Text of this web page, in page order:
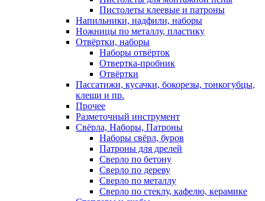
Пистолеты клеевые и патроны
Напильники, надфили, наборы
Ножницы по металлу, пластику
Отвёртки, наборы
Наборы отвёрток
Отвертка-пробник
Отвёртки
Пассатижи, кусачки, бокорезы, тонкогубцы,
клещи и пр.
Прочее
Разметочный инструмент
Свёрла, Наборы, Патроны
Наборы свёрл, буров
Патроны для дрелей
Сверло по бетону
Сверло по дереву
Сверло по металлу
Сверло по стеклу, кафелю, керамике